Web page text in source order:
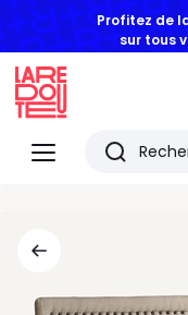
Profitez de
sur tous
Menu
Redoute